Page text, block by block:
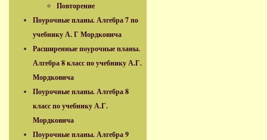
Повторение
Поурочные планы. Алгебра 7 по
учебнику А. Г Мордковича
Расширенные поурочные планы.
Алгебра 8 класс по учебнику А.Г.
Мордковича
Поурочные планы. Алгебра 8
класс по учебнику А.Г.
Мордковича
Поурочные планы. Алгебра 9